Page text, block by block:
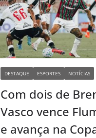
DESTAQUE ESPORTES NOTÍCIAS
Com dois de
Vasco vence
e avança na